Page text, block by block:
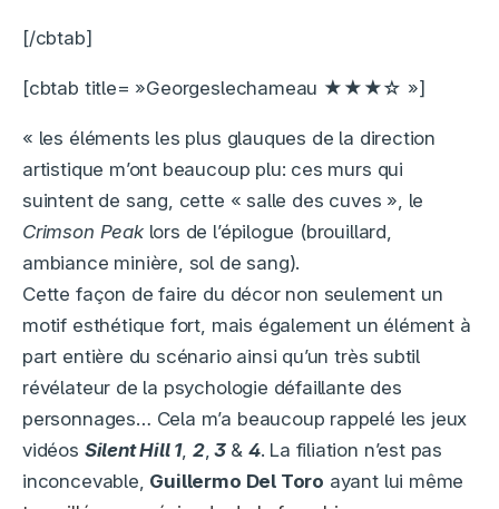
[/cbtab]
[cbtab title= »Georgeslechameau ★★★☆ »]
« les éléments les plus glauques de la direction
artistique m’ont beaucoup plu: ces murs qui
suintent de sang, cette « salle des cuves », le
Crimson Peaklors de l’épilogue (brouillard,
ambiance minière, sol de sang).
Cette façon de faire du décor non seulement un
motif esthétique fort, mais également un élément à
part entière du scénario ainsi qu’un très subtil
révélateur de la psychologie défaillante des
personnages… Cela m’a beaucoup rappelé les jeux
vidéos Silent Hill 1, 2, 3 & 4. La filiation n’est pas
inconcevable, Guillermo Del Toro ayant lui même